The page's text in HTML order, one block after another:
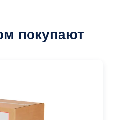
покупают